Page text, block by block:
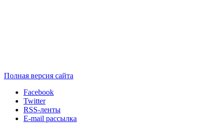
Полная версия сайта
Facebook
Twitter
RSS-ленты
E-mail рассылка